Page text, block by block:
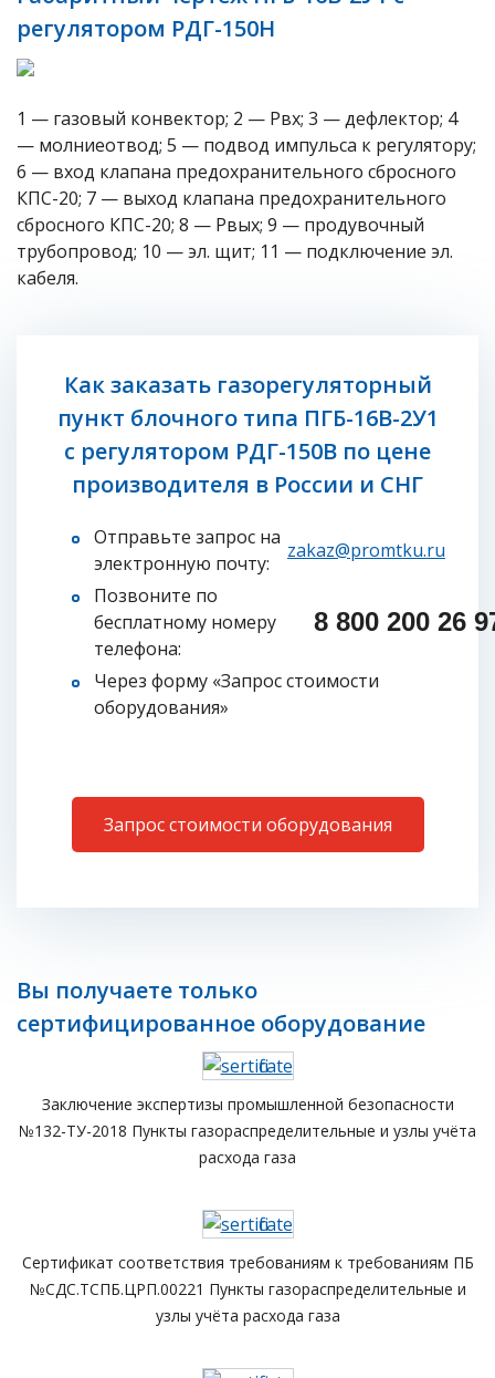
регулятором РДГ-150Н
1 — газовый конвектор; 2 — Рвх; 3 — дефлектор; 4
— молниеотвод; 5 — подвод импульса к регулятору;
6 — вход клапана предохранительного сбросного
КПС-20; 7 — выход клапана предохранительного
сбросного КПС-20; 8 — Рвых; 9 — продувочный
трубопровод; 10 — эл. щит; 11 — подключение эл.
кабеля.
Как заказать газорегуляторный
пункт блочного типа ПГБ-16В-2У1
с регулятором РДГ-150В по цене
производителя в России и СНГ
Отправьте запрос на
электронную почту:
zakaz@promtku.ru
Позвоните по
бесплатному номеру
телефона:
8 800 200 26
Через форму «Запрос стоимости
оборудования»
Запрос стоимости оборудования
Вы получаете только
сертифицированное оборудование
Заключение экспертизы промышленной безопасности
№132-ТУ-2018 Пункты газораспределительные и узлы учёта
расхода газа
Сертификат соответствия требованиям к требованиям ПБ
№СДС.ТСПБ.ЦРП.00221 Пункты газораспределительные и
узлы учёта расхода газа